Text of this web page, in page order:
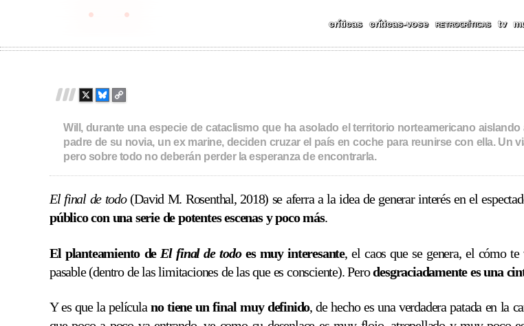
Skip
críticas críticas-vose RETROCRÍTICAS tv
B
S
K
Y
C
L
I
N
Will, durante una especie de cataclismo que ha asolado el territorio norteamericano
padre de su novia, un ex marine, deciden cruzar el país en coche para reunirse con ella. Un
pero sobre todo no deberán perder la esperanza de encontrarla.
El final de todo(David M. Rosenthal, 2018) se aferra a la idea de generar interés en el
público con una serie de potentes escenas y poco más.
El planteamiento de El final de todoes muy interesante, el caos que se genera, el cómo
pasable (dentro de las limitaciones de las que es consciente). Perodesgraciadamente es una
Y es que la película no tiene un final muy definido, de hecho es una verdadera patada en la